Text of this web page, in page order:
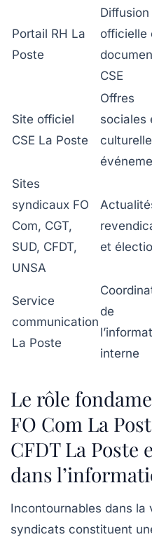
Portail RH La
Poste
Diffusion
officielle
CSE
Site officiel
CSE La Poste
Offres
sociales
Sites
syndicaux FO
Com, CGT,
SUD, CFDT,
UNSA
et
Service
communication
La Poste
de
interne
Le rôle
FO Com La
CFDT La Poste
dans
Incontournables dans la
syndicats constituent